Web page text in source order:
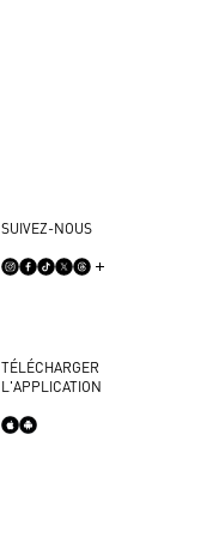
SUIVEZ-NOUS
TÉLÉCHARGER
L'APPLICATION